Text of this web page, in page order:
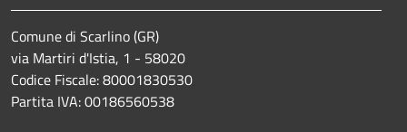
Comune di Scarlino (GR)
via Martiri d'Istia, 1 - 58020
Codice Fiscale: 80001830530
Partita IVA: 00186560538